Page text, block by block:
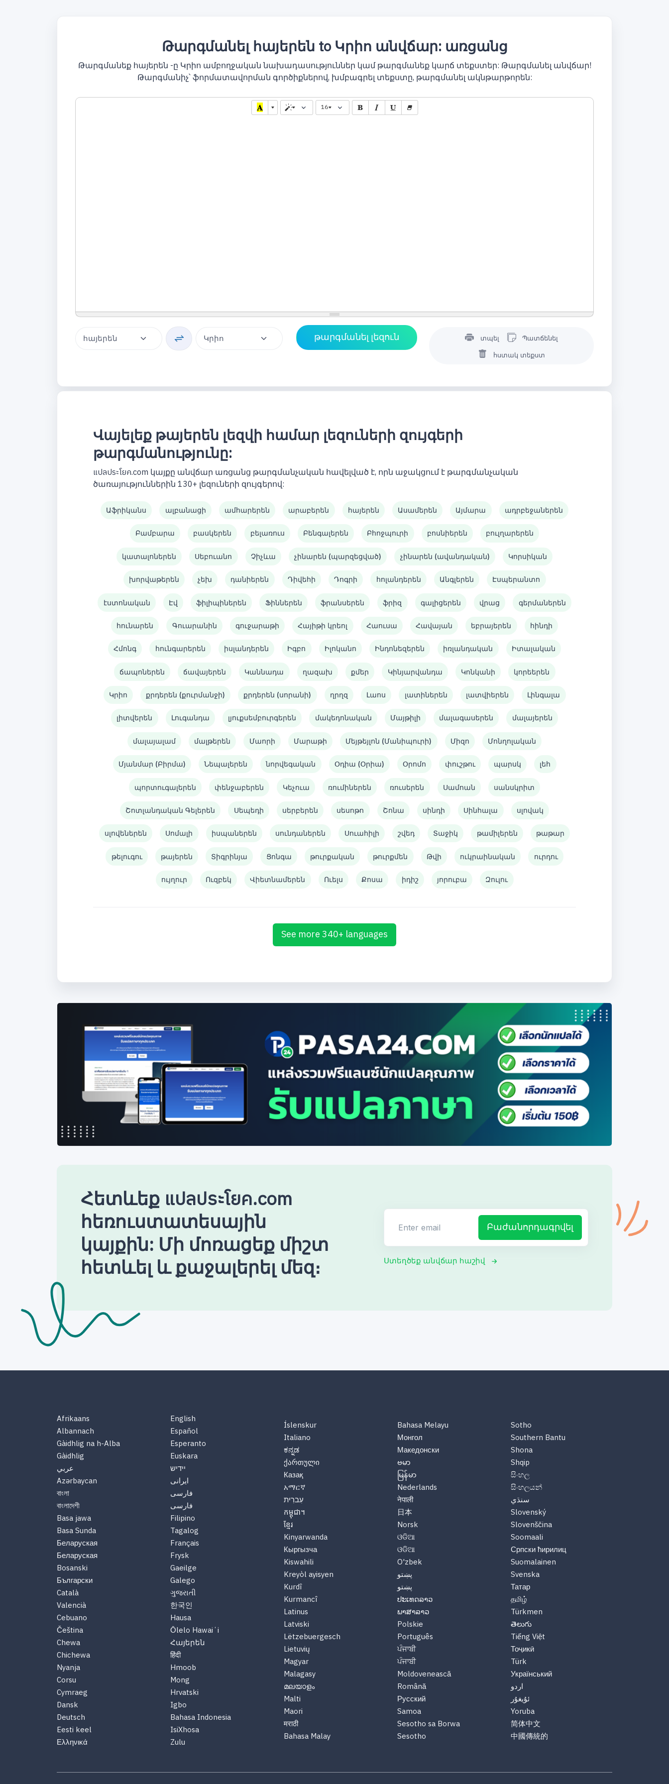
Թարգմանել հայերեն to Կրիո անվճար: առցանց
Թարգմանեք հայերեն -ը Կրիո ամբողջական նախադասություններ կամ թարգմանեք կարճ տեքստեր: Թարգմանել անվճար!
Թարգմանիչ՝ ֆորմատավորման գործիքներով, խմբագրել տեքստը, թարգմանել ակնթարթորեն:
16
տպել Պատճենել
հստակ տեքստ
Վայելեք թայերեն լեզվի համար լեզուների զույգերի
թարգմանությունը:
แปลประโยค.com կայքը անվճար առցանց թարգմանչական հավելված է, որն աջակցում է թարգմանչական
ծառայություններին 130+ լեզուների զույգերով:
Աֆրիկանս ալբանացի ամհարերեն արաբերեն հայերեն Ասամերեն Այմարա ադրբեջաներեն
Բամբարա բասկերեն բելառուս Բենգալերեն Բհոջպուրի բոսնիերեն բուլղարերեն
կատալոներեն Սեբուանո Չիչևա չինարեն (պարզեցված) չինարեն (ավանդական) Կորսիկան
խորվաթերեն չեխ դանիերեն Դիվեհի Դոգրի հոլանդերեն Անգլերեն Էսպերանտո
էստոնական Էվ ֆիլիպիներեն Ֆիններեն ֆրանսերեն ֆրիզ գալիցերեն վրաց գերմաներեն
հունարեն Գուարանին գուջարաթի Հայիթի կրեոլ Հաուսա Հավայան եբրայերեն հինդի
Հմոնգ հունգարերեն իսլանդերեն Իգբո Իլոկանո Ինդոնեզերեն իռլանդական Իտալական
ճապոներեն ճավայերեն Կաննադա ղազախ քմեր Կինյարվանդա Կոնկանի կորեերեն
Կրիո քրդերեն (քուրմանջի) քրդերեն (սորանի) ղրղզ Լաոս լատիներեն լատվիերեն Լինգալա
լիտվերեն Լուգանդա լյուքսեմբուրգերեն մակեդոնական Մայթիլի մալագասերեն մալայերեն
մալայալամ մալթերեն Մաորի Մարաթի Մեյթեյլոն (Մանիպուրի) Միզո Մոնղոլական
Մյանմար (Բիրմա) Նեպալերեն նորվեգական Օդիա (Օրիա) Օրոմո փուշթու պարսկ լեհ
պորտուգալերեն փենջաբերեն Կեչուա ռումիներեն ռուսերեն Սամոան սանսկրիտ
Շոտլանդական Գելերեն Սեպեդի սերբերեն սեսոթո Շոնա սինդի Սինհալա սլովակ
սլովեներեն Սոմալի իսպաներեն սունդաներեն Սուահիլի շվեդ Տաջիկ թամիլերեն թաթար
թելուգու թայերեն Տիգրինյա Ցոնգա թուրքական թուրքմեն Թվի ուկրաինական ուրդու
ույղուր Ուզբեկ Վիետնամերեն Ուելս Քոսա իդիշ յորուբա Զուլու
See more 340+ languages
Հետևեք แปลประโยค.com
հեռուստատեսային
կայքին: Մի մոռացեք միշտ
հետևել և քաջալերել մեզ։
Բաժանորդագրվել
Ստեղծեք անվճար հաշիվ
Afrikaans
Albannach
Gàidhlig na h-Alba
Gàidhlig
عربي
Azərbaycan
বাংলা
বাংলাদেশী
Basa jawa
Basa Sunda
Беларуская
Беларуская
Bosanski
Български
Català
Valencià
Cebuano
Čeština
Chewa
Chichewa
Nyanja
Corsu
Cymraeg
Dansk
Deutsch
Eesti keel
Ελληνικά
English
Español
Esperanto
Euskara
יידיש
ایرانی
فارسی
فارسی
Filipino
Tagalog
Français
Frysk
Gaeilge
Galego
ગુજરાતી
한국인
Hausa
Ōlelo Hawaiʻi
Հայերեն
हिंदी
Hmoob
Mong
Hrvatski
Igbo
Bahasa Indonesia
IsiXhosa
Zulu
Íslenskur
Italiano
ಕನ್ನಡ
ქართული
Казақ
አማርኛ
עִברִית
កម្ពុជា។
ខ្មែរ
Kinyarwanda
Кыргызча
Kiswahili
Kreyòl ayisyen
Kurdî
Kurmancî
Latinus
Latviski
Lëtzebuergesch
Lietuvių
Magyar
Malagasy
മലയാളം
Malti
Maori
मराठी
Bahasa Malay
Bahasa Melayu
Монгол
Македонски
ဗမာ
မြန်မာ
Nederlands
नेपाली
日本
Norsk
ଓଡିଆ
ଓଡିଆ
O'zbek
پښتو
پښتو
ປະເທດລາວ
ພາສາລາວ
Polskie
Português
ਪੰਜਾਬੀ
ਪੰਜਾਬੀ
Moldovenească
Română
Русский
Samoa
Sesotho sa Borwa
Sesotho
Sotho
Southern Bantu
Shona
Shqip
සිංහල
සිංහලයන්
سنڌي
Slovenský
Slovenščina
Soomaali
Српски ћирилиц
Suomalainen
Svenska
Татар
தமிழ்
Türkmen
తెలుగు
Tiếng Việt
Тоҷикӣ
Türk
Український
اردو
ئۇيغۇر
Yoruba
简体中文
中國傳統的